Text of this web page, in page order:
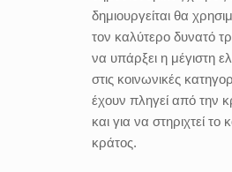
δημιουργείται θα
τον καλύτερο δυνατό
να υπάρξει η μέγιστη
στις κοινωνικές
έχουν πληγεί από την
και για να στηριχτεί το
κράτος.